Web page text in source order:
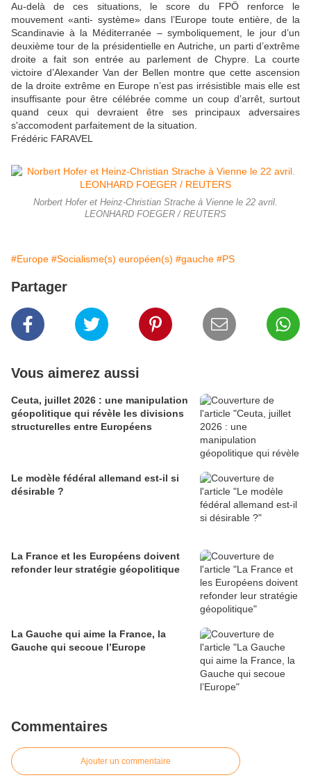
Au-delà de ces situations, le score du FPÖ renforce le
mouvement «anti- système» dans l’Europe toute entière, de la
Scandinavie à la Méditerranée – symboliquement, le jour d’un
deuxième tour de la présidentielle en Autriche, un parti d’extrême
droite a fait son entrée au parlement de Chypre. La courte
victoire d’Alexander Van der Bellen montre que cette ascension
de la droite extrême en Europe n’est pas irrésistible mais elle est
insuffisante pour être célébrée comme un coup d’arrêt, surtout
quand ceux qui devraient être ses principaux adversaires
s'accomodent parfaitement de la situation.
Frédéric FARAVEL
Norbert Hofer et Heinz-Christian Strache à Vienne le 22 avril.
LEONHARD FOEGER / REUTERS
#Europe #Socialisme(s) européen(s) #gauche #PS
Partager
Vous aimerez aussi
Ceuta, juillet 2026 : une manipulation
géopolitique qui révèle les divisions
structurelles entre Européens
Le modèle fédéral allemand est-il si
désirable ?
La France et les Européens doivent
refonder leur stratégie géopolitique
La Gauche qui aime la France, la
Gauche qui secoue l’Europe
Commentaires
Ajouter un commentaire